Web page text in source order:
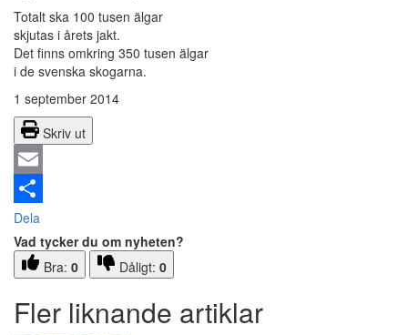
Totalt ska 100 tusen älgar
skjutas i årets jakt.
Det finns omkring 350 tusen älgar
i de svenska skogarna.
1 september 2014
Skriv ut
Email
Dela
Vad tycker du om nyheten?
Bra: 0 Dåligt: 0
Fler liknande artiklar